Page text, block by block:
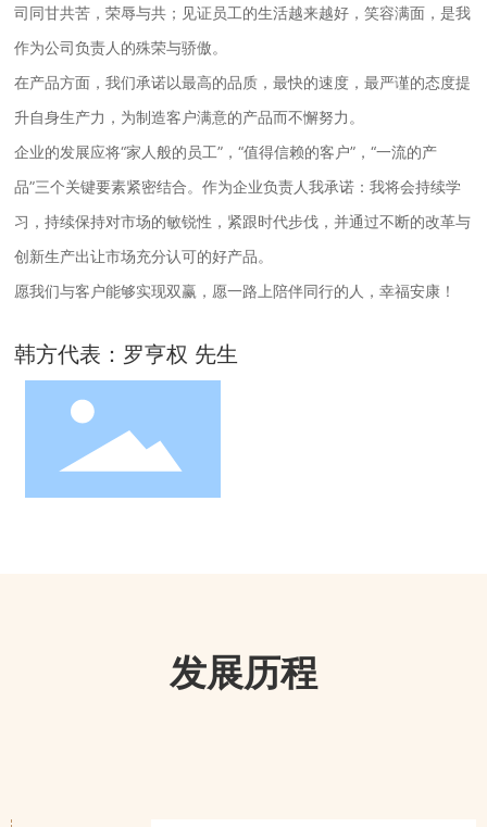
司同甘共苦，荣辱与共；见证员工的生活越来越好，笑容满面，是我
作为公司负责人的殊荣与骄傲。
在产品方面，我们承诺以最高的品质，最快的速度，最严谨的态度提
升自身生产力，为制造客户满意的产品而不懈努力。
企业的发展应将“家人般的员工”，“值得信赖的客户”，“一流的产
品”三个关键要素紧密结合。作为企业负责人我承诺：我将会持续学
习，持续保持对市场的敏锐性，紧跟时代步伐，并通过不断的改革与
创新生产出让市场充分认可的好产品。
愿我们与客户能够实现双赢，愿一路上陪伴同行的人，幸福安康！
韩方代表：罗亨权 先生
发展历程